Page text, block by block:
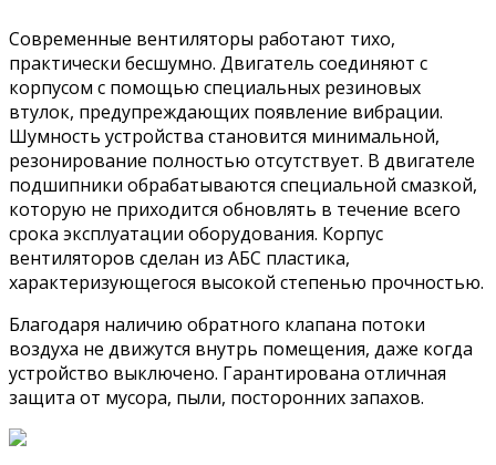
Современные вентиляторы работают тихо,
практически бесшумно. Двигатель соединяют с
корпусом с помощью специальных резиновых
втулок, предупреждающих появление вибрации.
Шумность устройства становится минимальной,
резонирование полностью отсутствует. В двигателе
подшипники обрабатываются специальной смазкой,
которую не приходится обновлять в течение всего
срока эксплуатации оборудования. Корпус
вентиляторов сделан из АБС пластика,
характеризующегося высокой степенью прочностью.
Благодаря наличию обратного клапана потоки
воздуха не движутся внутрь помещения, даже когда
устройство выключено. Гарантирована отличная
защита от мусора, пыли, посторонних запахов.